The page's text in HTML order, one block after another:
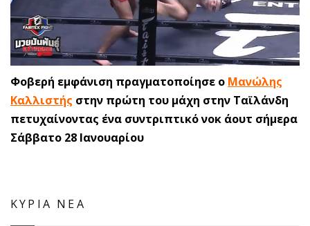
Φοβερή εμφάνιση πραγματοποίησε ο Μανώλης
Καλλιστής στην πρώτη του μάχη στην Ταϊλάνδη
πετυχαίνοντας ένα συντριπτικό νοκ άουτ σήμερα
Σάββατο 28 Ιανουαρίου
ΚΥΡΙΑ ΝΕΑ